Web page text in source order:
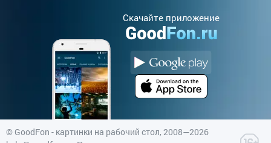
Cкачайте приложение
© GoodFon - картинки на рабочий стол, 2008—2026